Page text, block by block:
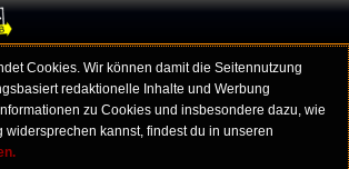
Cookies. Wir können damit die Seitennutzung
redaktionelle Inhalte und Werbung
zu Cookies und insbesondere dazu, wie
widersprechen kannst, findest du in unseren